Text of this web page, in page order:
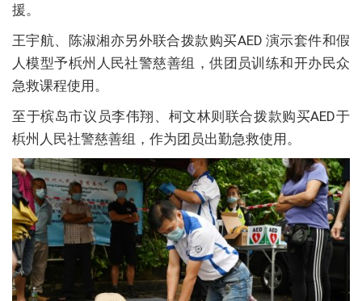
援。
王宇航、陈淑湘亦另外联合拨款购买AED 演示套件和假
人模型予梹州人民社警慈善组，供团员训练和开办民众
急救课程使用。
至于槟岛市议员李伟翔、柯文林则联合拨款购买AED于
梹州人民社警慈善组，作为团员出勤急救使用。